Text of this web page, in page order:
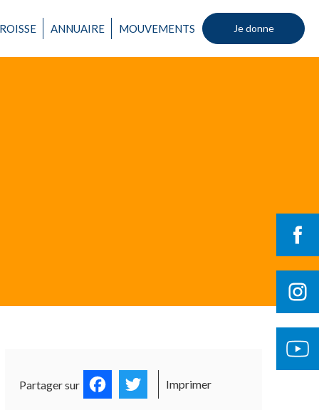
ANNUAIRE MOUVEMENTS Je donne
Partager sur FacebookTwitter
Imprimer